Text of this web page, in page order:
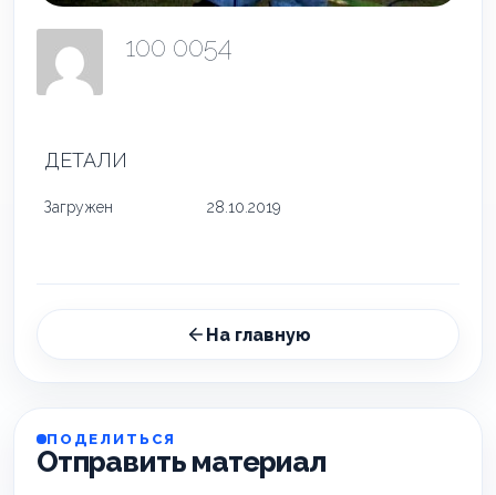
100 0054
ДЕТАЛИ
Загружен 28.10.2019
На главную
ПОДЕЛИТЬСЯ
Отправить материал